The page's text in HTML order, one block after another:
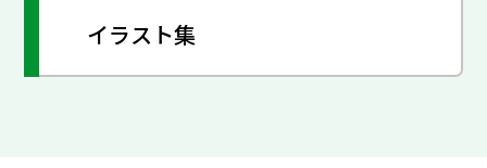
イラスト集